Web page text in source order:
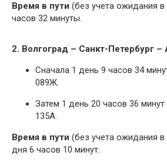
Время в пути (без учета ожидания
часов 32 минуты.
2. Волгоград – Санкт-Петербург –
Сначала 1 день 9 часов 34
089Ж.
Затем 1 день 20 часов 36 минут
135А.
Время в пути (без учета ожидания в
дня 6 часов 10 минут.